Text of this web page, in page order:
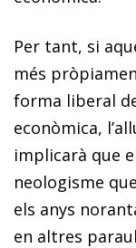
Per tant, si
més
forma liberal
econòmica,
implicarà que
neologisme
els anys
en altres